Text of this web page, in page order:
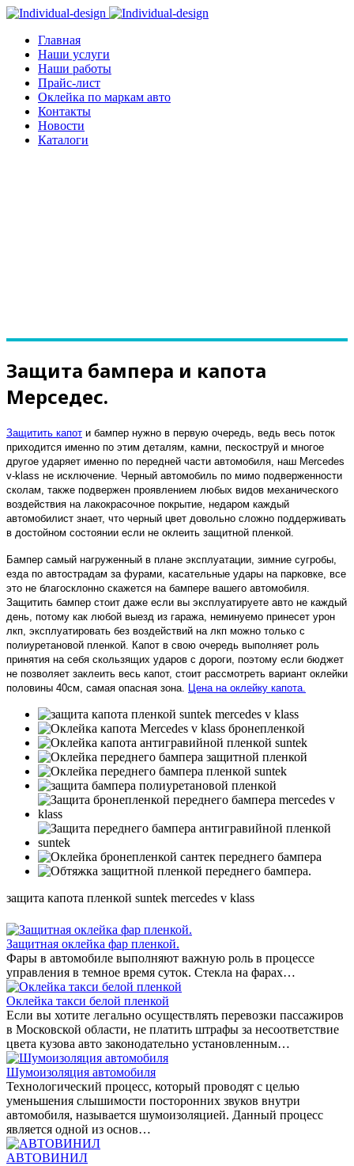
Главная
Наши услуги
Наши работы
Прайс-лист
Оклейка по маркам авто
Контакты
Новости
Каталоги
Защита бампера и капота
Мерседес.
Защитить капот и бампер нужно в первую очередь, ведь весь поток
приходится именно по этим деталям, камни, пескоструй и многое
другое ударяет именно по передней части автомобиля, наш Mercedes
v-klass не исключение. Черный автомобиль по мимо подверженности
сколам, также подвержен проявлением любых видов механического
воздействия на лакокрасочное покрытие, недаром каждый
автомобилист знает, что черный цвет довольно сложно поддерживать
в достойном состоянии если не оклеить защитной пленкой.
Бампер самый нагруженный в плане эксплуатации, зимние сугробы,
езда по автострадам за фурами, касательные удары на парковке, все
это не благосклонно скажется на бампере вашего автомобиля.
Защитить бампер стоит даже если вы эксплуатируете авто не каждый
день, потому как любой выезд из гаража, неминуемо принесет урон
лкп, эксплуатировать без воздействий на лкп можно только с
полиуретановой пленкой. Капот в свою очередь выполняет роль
принятия на себя скользящих ударов с дороги, поэтому если бюджет
не позволяет заклеить весь капот, стоит рассмотреть вариант оклейки
половины 40см, самая опасная зона. Цена на оклейку капота.
защита капота пленкой suntek mercedes v klass
Защитная оклейка фар пленкой.
Фары в автомобиле выполняют важную роль в процессе
управления в темное время суток. Стекла на фарах…
Оклейка такси белой пленкой
Если вы хотите легально осуществлять перевозки пассажиров
в Московской области, не платить штрафы за несоответствие
цвета кузова авто законодательно установленным…
Шумоизоляция автомобиля
Технологический процесс, который проводят с целью
уменьшения слышимости посторонних звуков внутри
автомобиля, называется шумоизоляцией. Данный процесс
является одной из основ…
АВТОВИНИЛ